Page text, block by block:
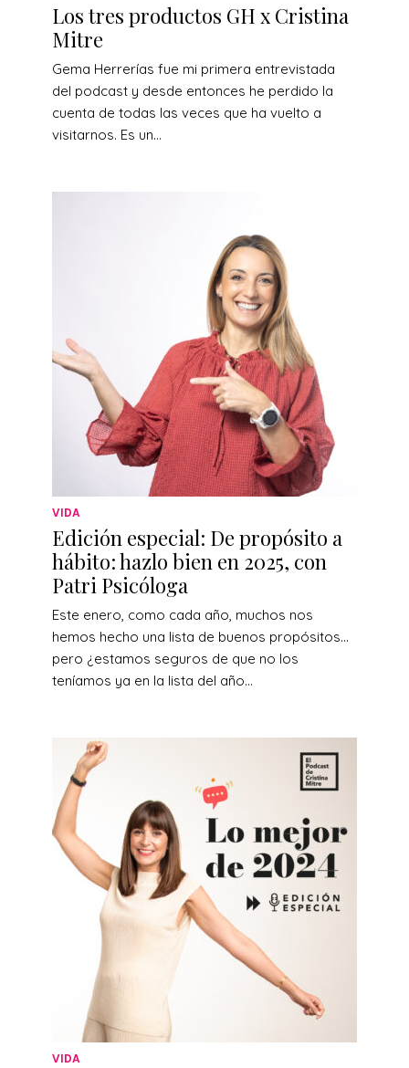
Los tres productos GH x Cristina
Mitre
Gema Herrerías fue mi primera entrevistada
del podcast y desde entonces he perdido la
cuenta de todas las veces que ha vuelto a
visitarnos. Es un...
VIDA
Edición especial: De propósito a
hábito: hazlo bien en 2025, con
Patri Psicóloga
Este enero, como cada año, muchos nos
hemos hecho una lista de buenos propósitos…
pero ¿estamos seguros de que no los
teníamos ya en la lista del año...
VIDA